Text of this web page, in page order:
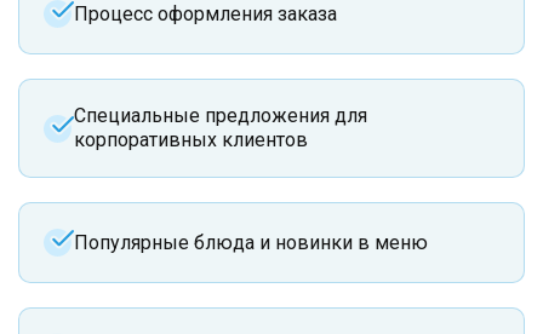
Процесс оформления заказа
Специальные предложения для
корпоративных клиентов
Популярные блюда и новинки в меню